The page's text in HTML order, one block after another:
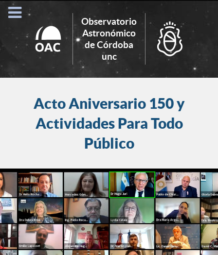
Observatorio
Astronómico
de Córdoba
unc
Search
for:
Acto Aniversario 150 y
Actividades Para Todo
Público